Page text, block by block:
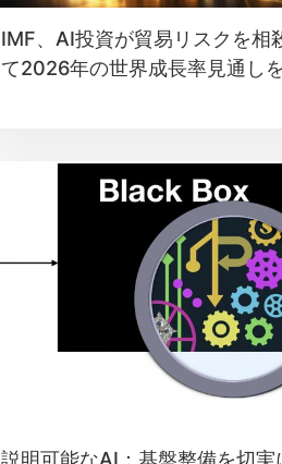
IMF、AI投資が貿易リスクを相
て2026年の世界成長率見通し